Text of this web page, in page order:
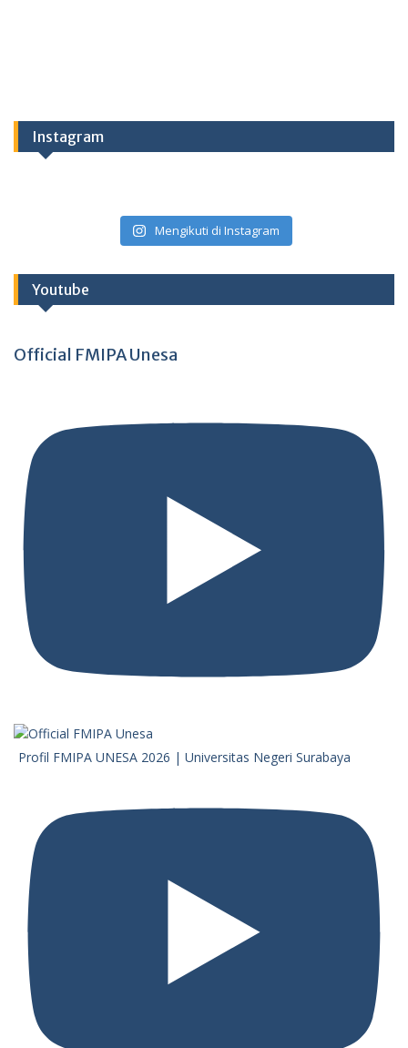
Instagram
Mengikuti di Instagram
Youtube
Official FMIPA Unesa
Profil FMIPA UNESA 2026 | Universitas Negeri Surabaya